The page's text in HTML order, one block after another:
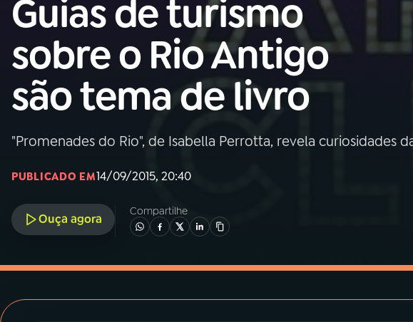
na
Rádio
MEC
AO VIVO
01INÍCIO
A RÁDIO
03PROGRAMAÇÃO
PROGRAMAS
Guias de turismo
sobre o Rio Antigo
são tema de livro
"Promenades do Rio", de Isabella Perrotta, revela curiosidades
PUBLICADO EM14/09/2015, 20:40
Ouça agora
Compartilhe